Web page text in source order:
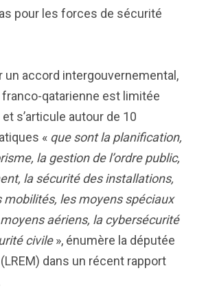
pour les forces de sécurité
un accord intergouvernemental,
franco-qatarienne est limitée
s’articule autour de 10
« que sont la planification,
la gestion de l’ordre public,
la sécurité des installations,
mobilités, les moyens spéciaux
aériens, la cybersécurité
civile», énumère la députée
dans un récent rapport